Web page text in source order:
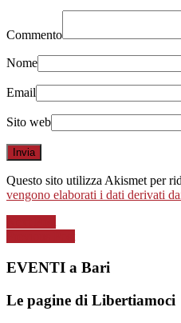
Commento
Nome
Email
Sito web
Questo sito utilizza Akismet per
vengono elaborati i dati derivati
EVENTI a Bari
Le pagine di Libertiamoci